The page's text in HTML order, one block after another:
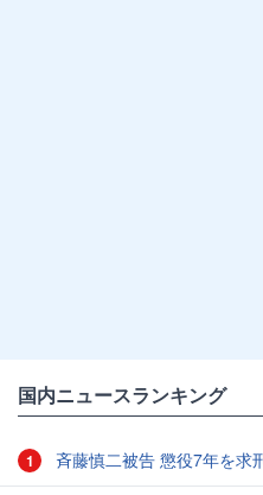
国内ニュースランキング
1 斉藤慎二被告 懲役7年を求